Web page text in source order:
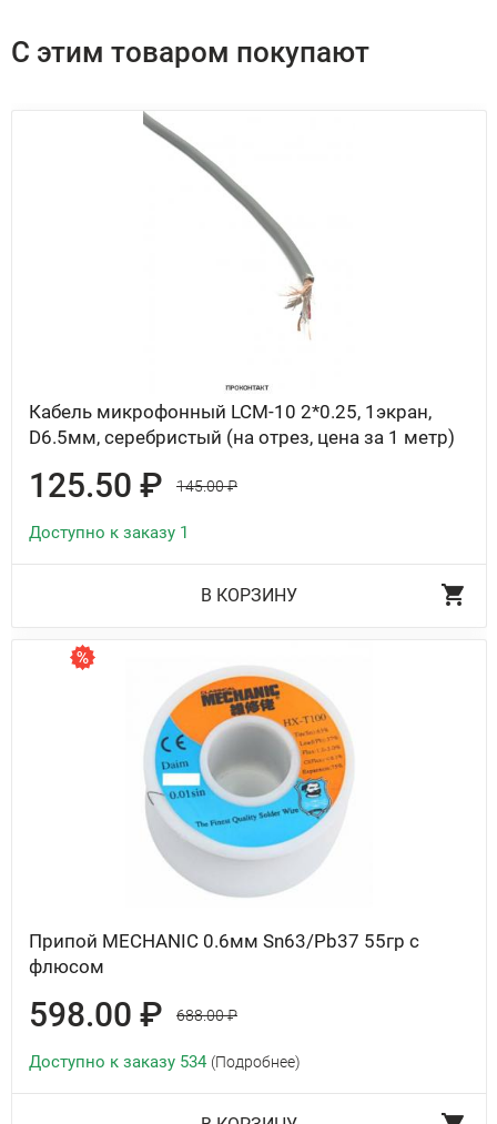
С этим товаром покупают
Кабель микрофонный LCM-10 2*0.25, 1экран,
D6.5мм, серебристый (на отрез, цена за 1 метр)
125.50 ₽ 145.00 ₽
Доступно к заказу 1
В КОРЗИНУ
Припой MECHANIC 0.6мм Sn63/Pb37 55гр с
флюсом
598.00 ₽ 688.00 ₽
Доступно к заказу 534 (Подробнее)